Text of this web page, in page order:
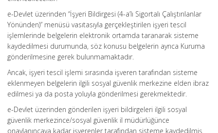
e-Devlet üzerinden “İşyeri Bildirgesi (4-a’lı Sigortalı Çalıştırılanlar
Yönünden)” menüsü vasıtasıyla gerçekleştirilen işyeri tescil
işlemlerinde belgelerin elektronik ortamda taranarak sisteme
kaydedilmesi durumunda, söz konusu belgelerin ayrıca Kuruma
gönderilmesine gerek bulunmamaktadır.
Ancak, işyeri tescil işlemi sırasında işveren tarafından sisteme
eklenmeyen belgelerin ilgili sosyal güvenlik merkezine elden ibraz
edilmesi ya da posta yoluyla gönderilmesi gerekmektedir.
e-Devlet üzerinden gönderilen işyeri bildirgeleri ilgili sosyal
güvenlik merkezince/sosyal güvenlik il müdürlüğünce
onaylanıncaya kadar işverenler tarafından sisteme kaydedilmiş